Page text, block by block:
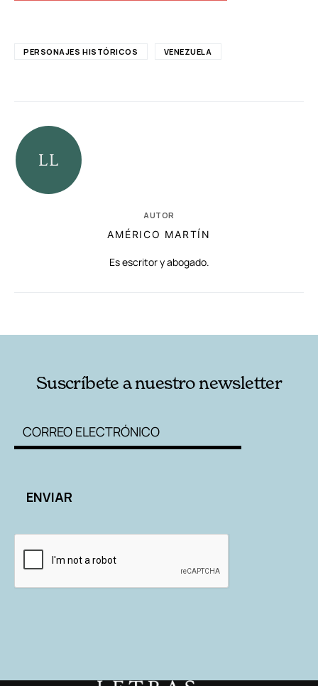
PERSONAJES HISTÓRICOS VENEZUELA
AUTOR
AMÉRICO MARTÍN
Es escritor y abogado.
Suscríbete a nuestro newsletter